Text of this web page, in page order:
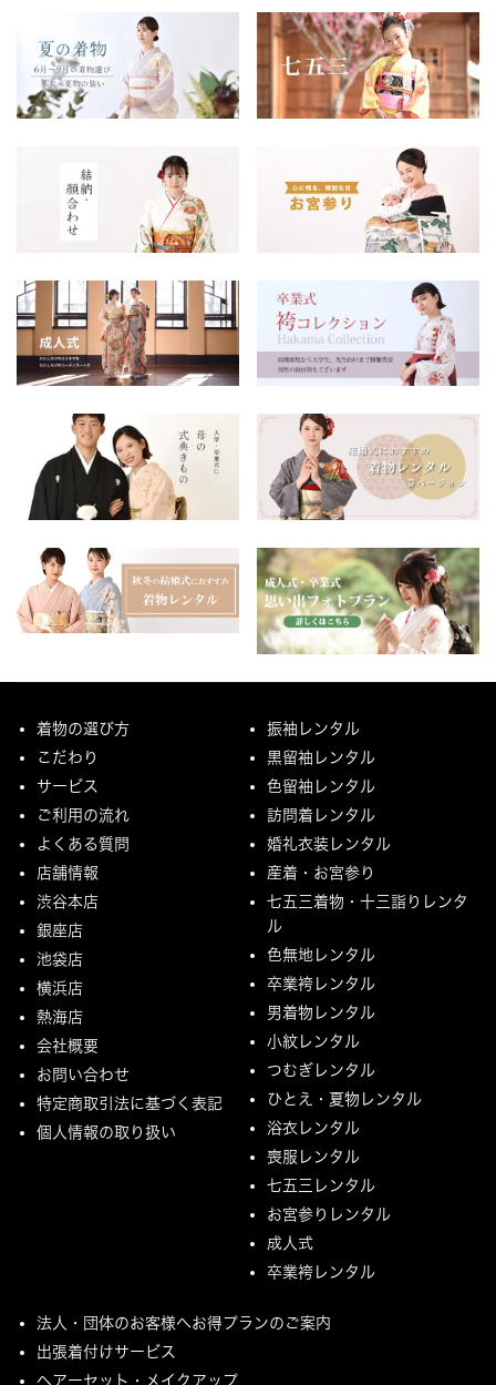
着物の選び方
こだわり
サービス
ご利用の流れ
よくある質問
店舗情報
渋谷本店
銀座店
池袋店
横浜店
熱海店
会社概要
お問い合わせ
特定商取引法に基づく表記
個人情報の取り扱い
振袖レンタル
黒留袖レンタル
色留袖レンタル
訪問着レンタル
婚礼衣装レンタル
産着・お宮参り
七五三着物・十三詣りレンタ
ル
色無地レンタル
卒業袴レンタル
男着物レンタル
小紋レンタル
つむぎレンタル
ひとえ・夏物レンタル
浴衣レンタル
喪服レンタル
七五三レンタル
お宮参りレンタル
成人式
卒業袴レンタル
法人・団体のお客様へお得プランのご案内
出張着付けサービス
ヘアーセット・メイクアップ